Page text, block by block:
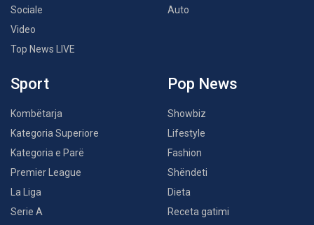
Sociale
Video
Top News LIVE
Auto
Sport
Kombëtarja
Kategoria Superiore
Kategoria e Parë
Premier League
La Liga
Serie A
Pop News
Showbiz
Lifestyle
Fashion
Shëndeti
Dieta
Receta gatimi